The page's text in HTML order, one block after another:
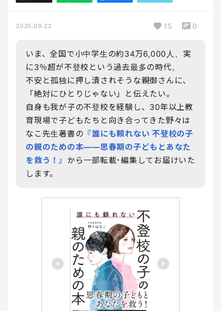
2025.09.22 15 0
いま、全国で小中学生の約34万6,000人、実
に3％超が不登校という過去最多の時代。
不安と孤独に押し潰されそうな親御さんに、
「絶対にひとりじゃない」と伝えたい。
自身も我が子の不登校を経験し、30年以上教
育現場で子どもたちと向き合ってきた野々は
なこ先生著書の 『誰にも頼れない 不登校の子
の親のための本――思春期の子どもとあなた
を救う！』 から一部転載･編集してお届けいた
します。